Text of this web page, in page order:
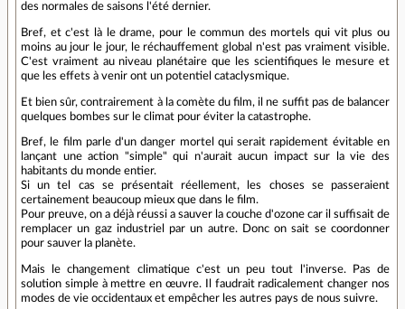
des normales de saisons l'été dernier.
Bref, et c'est là le drame, pour le commun des mortels qui vit plus ou
moins au jour le jour, le réchauffement global n'est pas vraiment visible.
C'est vraiment au niveau planétaire que les scientifiques le mesure et
que les effets à venir ont un potentiel cataclysmique.
Et bien sûr, contrairement à la comète du film, il ne suffit pas de balancer
quelques bombes sur le climat pour éviter la catastrophe.
Bref, le film parle d'un danger mortel qui serait rapidement évitable en
lançant une action "simple" qui n'aurait aucun impact sur la vie des
habitants du monde entier.
Si un tel cas se présentait réellement, les choses se passeraient
certainement beaucoup mieux que dans le film.
Pour preuve, on a déjà réussi a sauver la couche d'ozone car il suffisait de
remplacer un gaz industriel par un autre. Donc on sait se coordonner
pour sauver la planète.
Mais le changement climatique c'est un peu tout l'inverse. Pas de
solution simple à mettre en œuvre. Il faudrait radicalement changer nos
modes de vie occidentaux et empêcher les autres pays de nous suivre.